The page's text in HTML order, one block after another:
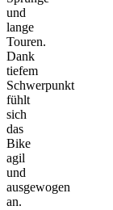
und
lange
Touren.
Dank
tiefem
Schwerpunkt
fühlt
sich
das
Bike
agil
und
ausgewogen
an.